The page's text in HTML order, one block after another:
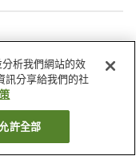
析我們網站的效
訊分享給我們的社
允許全部